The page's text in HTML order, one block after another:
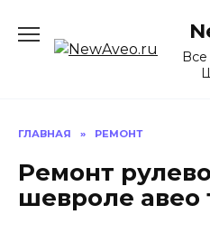
содержанию
ГЛАВНАЯ » РЕМОНТ
Ремонт
шевроле авео